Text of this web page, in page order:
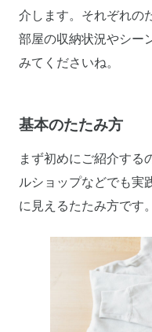
介します。それぞれの
部屋の収納状況やシー
みてくださいね。
基本のたたみ方
まず初めにご紹介する
ルショップなどでも実
に見えるたたみ方です。